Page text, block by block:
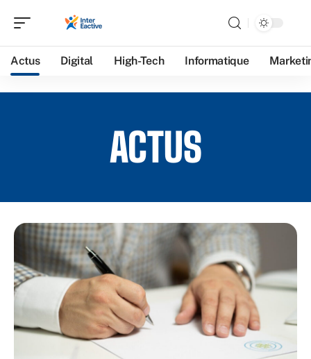
Actus Digital High-Tech Informatique
ACTUS